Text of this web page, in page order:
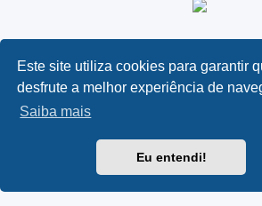
Este site utiliza cookies para garantir
desfrute a melhor experiência de
Saiba mais
Eu entendi!